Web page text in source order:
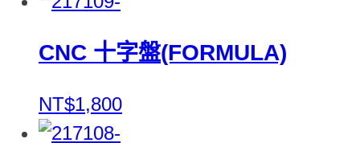
CNC 十字盤(FORMULA)
NT$1,800